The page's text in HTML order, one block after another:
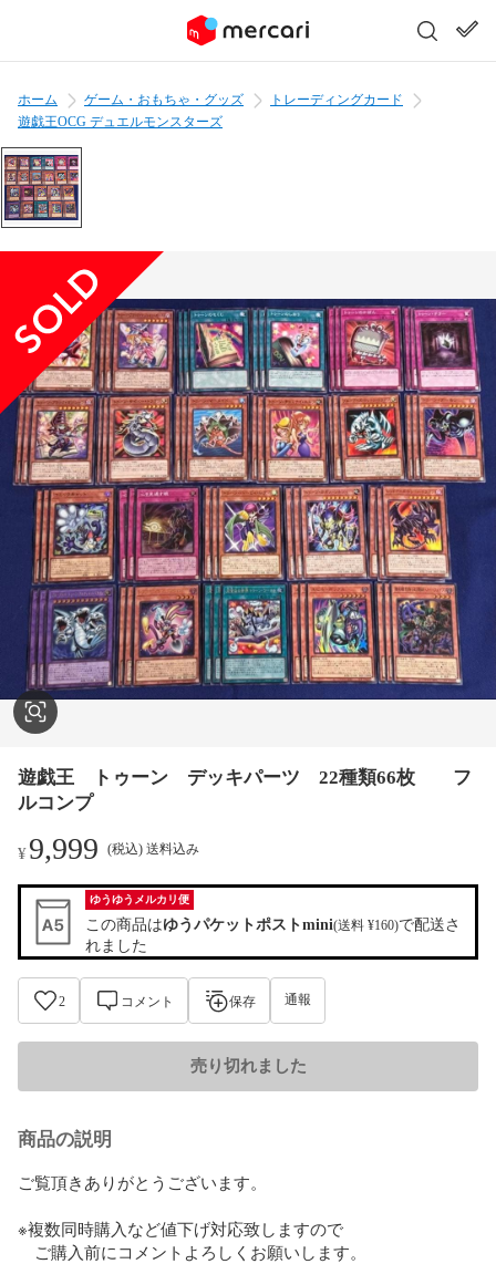
ホーム ゲーム・おもちゃ・グッズ
トレーディングカード
遊戯王OCG デュエルモンスターズ
遊戯王 トゥーン デッキパーツ 22種類66枚 フ
ルコンプ
¥9,999 (税込) 送料込み
ゆうゆうメルカリ便
この商品はゆうパケットポストmini(送料 ¥160)で配送さ
れました
2 コメント 保存 通報
売り切れました
商品の説明
ご覧頂きありがとうございます。
※複数同時購入など値下げ対応致しますので
ご購入前にコメントよろしくお願いします。